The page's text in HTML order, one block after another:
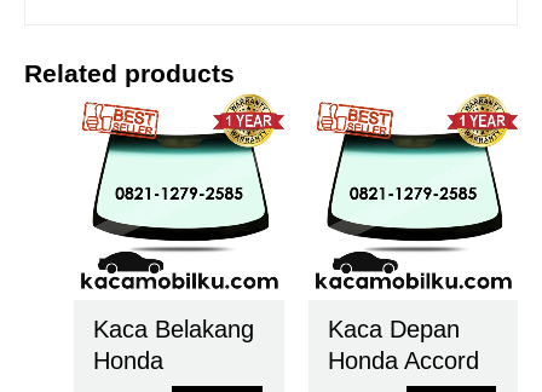
Related products
Kaca Belakang
Honda
Kaca Depan
Honda Accord